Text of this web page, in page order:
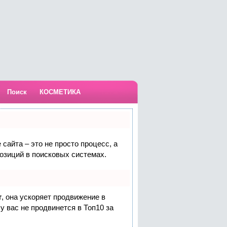
Поиск КОСМЕТИКА
– это не просто процесс, а
в поисковых системах.
, она ускоряет продвижение в
вас не продвинется в Топ10 за